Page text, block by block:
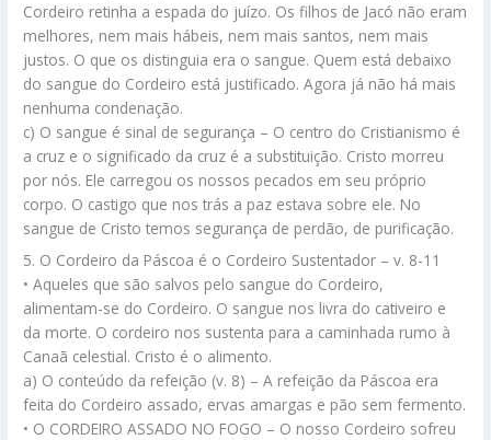
Cordeiro retinha a espada do juízo. Os filhos de Jacó não eram
melhores, nem mais hábeis, nem mais santos, nem mais
justos. O que os distinguia era o sangue. Quem está debaixo
do sangue do Cordeiro está justificado. Agora já não há mais
nenhuma condenação.
c) O sangue é sinal de segurança – O centro do Cristianismo é
a cruz e o significado da cruz é a substituição. Cristo morreu
por nós. Ele carregou os nossos pecados em seu próprio
corpo. O castigo que nos trás a paz estava sobre ele. No
sangue de Cristo temos segurança de perdão, de purificação.
5. O Cordeiro da Páscoa é o Cordeiro Sustentador – v. 8-11
• Aqueles que são salvos pelo sangue do Cordeiro,
alimentam-se do Cordeiro. O sangue nos livra do cativeiro e
da morte. O cordeiro nos sustenta para a caminhada rumo à
Canaã celestial. Cristo é o alimento.
a) O conteúdo da refeição (v. 8) – A refeição da Páscoa era
feita do Cordeiro assado, ervas amargas e pão sem fermento.
• O CORDEIRO ASSADO NO FOGO – O nosso Cordeiro sofreu